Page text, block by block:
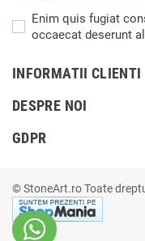
Enim quis fugiat
occaecat deserunt
INFORMATII CLIENTI
DESPRE NOI
GDPR
© StoneArt.ro Toate